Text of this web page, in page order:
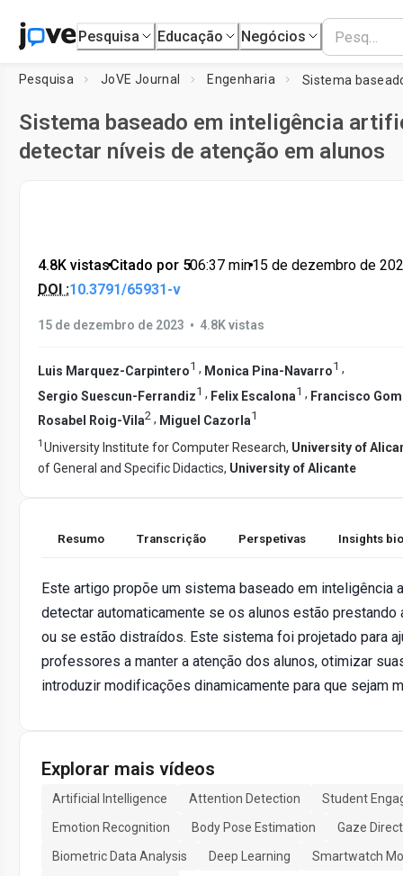
Pesquisa Educação Negócios
Pesquisa JoVE Journal Engenharia
Sistema baseado em inteligência
detectar níveis de atenção em alunos
4.8K vistas•Citado por 5•06:37 min•15 de dezembro de
DOI :10.3791/65931-v
15 de dezembro de 2023 • 4.8K vistas
Luis Marquez-Carpintero1 , Monica Pina-Navarro1 ,
Sergio Suescun-Ferrandiz1 , Felix Escalona1 , Francisco
Rosabel Roig-Vila2 , Miguel Cazorla1
1 University Institute for Computer Research, University of
of General and Specific Didactics, University of Alicante
Resumo Transcrição Perspetivas Insights
Este artigo propõe um sistema baseado em inteligência
detectar automaticamente se os alunos estão prestando
ou se estão distraídos. Este sistema foi projetado para
professores a manter a atenção dos alunos, otimizar
introduzir modificações dinamicamente para que sejam
Explorar mais vídeos
Artificial Intelligence Attention Detection
Student
Emotion Recognition
Body Pose Estimation
Gaze
Biometric Data Analysis
Deep Learning
Smartwatch